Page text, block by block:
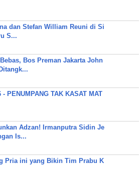
dan Stefan William Reuni di Si
S...
Bos Preman Jakarta John
PENUMPANG TAK KASAT MAT
Adzan! Irmanputra Sidin Je
Is...
Pria ini yang Bikin Tim Prabu K